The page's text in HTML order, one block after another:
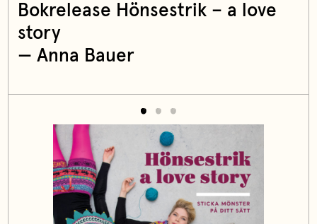
Bokrelease Hönsestrik – a love
story
— Anna Bauer